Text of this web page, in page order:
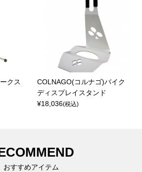
クス
COLNAGO(コルナゴ)バイク
ディスプレイスタンド
¥18,036(税込)
おすすめアイテム